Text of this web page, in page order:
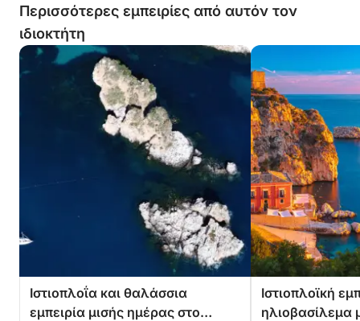
Περισσότερες εμπειρίες από αυτόν τον
ιδιοκτήτη
Ιστιοπλοΐα και θαλάσσια
εμπειρία μισής ημέρας στο
Ιστιοπλοϊκή
ηλιοβασίλεμα